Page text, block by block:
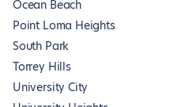
Ocean Beach
Point Loma Heights
South Park
Torrey Hills
University City